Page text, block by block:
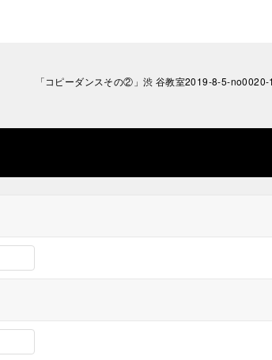
「コピーダンスその②」渋 谷教室2019-8-5-